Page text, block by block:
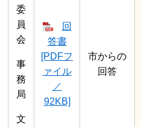
委
員
会
事
務
局
文
回
答書
[PDFフ
ァイル
／
92KB]
市からの
回答